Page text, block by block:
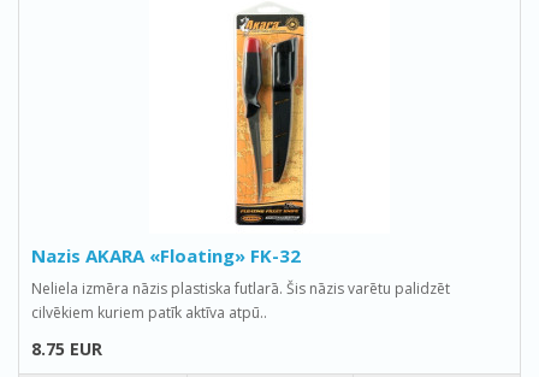
Nazis AKARA «Floating» FK-32
Neliela izmēra nāzis plastiska futlarā. Šis nāzis varētu palidzēt
cilvēkiem kuriem patīk aktīva atpū..
8.75 EUR